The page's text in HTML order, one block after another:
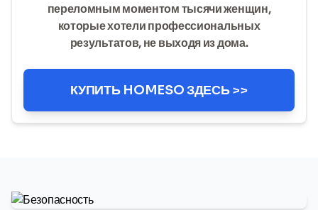
переломным моментом тысячи женщин,
которые хотели профессиональных
результатов, не выходя из дома.
КУПИТЬ HOMESO ЗДЕСЬ >>